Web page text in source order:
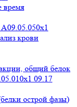
время
крови
общий белок
09.17
острой фазы)